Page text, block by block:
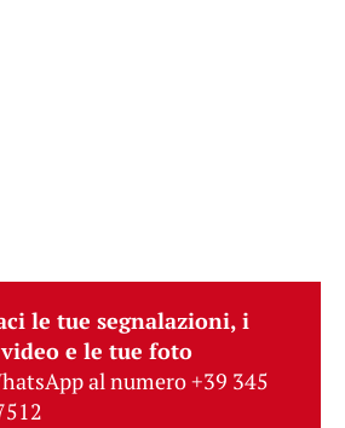
le tue segnalazioni, i
e le tue foto
al numero +39 345